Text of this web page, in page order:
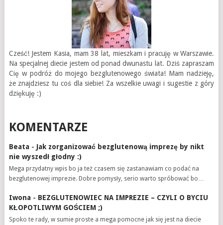
Cześć! Jestem Kasia, mam 38 lat, mieszkam i pracuję w Warszawie.
Na specjalnej diecie jestem od ponad dwunastu lat. Dziś zapraszam
Cię w podróż do mojego bezglutenowego świata! Mam nadzieję,
że znajdziesz tu coś dla siebie! Za wszelkie uwagi i sugestie z góry
dziękuję :)
KOMENTARZE
Beata- Jak zorganizować bezglutenową imprezę by nikt
nie wyszedł głodny :)
Mega przydatny wpis bo ja też czasem się zastanawiam co podać na
bezglutenowej imprezie. Dobre pomysły, serio warto spróbować bo…
Iwona- BEZGLUTENOWIEC NA IMPREZIE – CZYLI O BYCIU
KŁOPOTLIWYM GOŚCIEM ;)
Spoko te rady, w sumie proste a mega pomocne jak się jest na diecie